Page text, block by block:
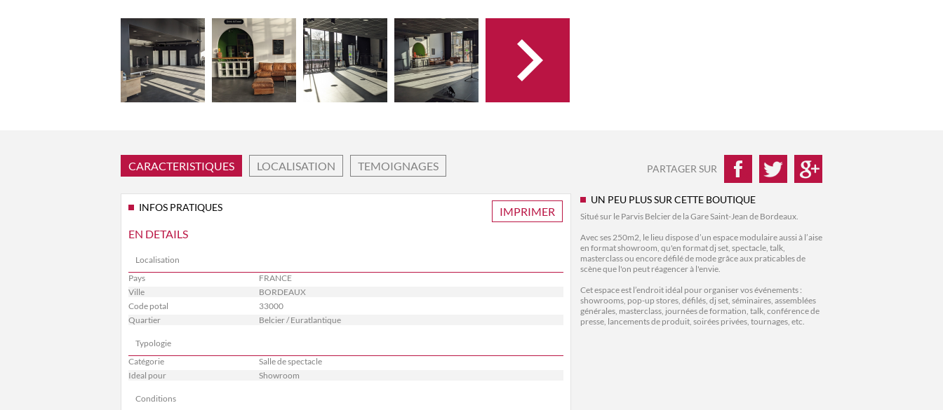
CARACTERISTIQUES LOCALISATION TEMOIGNAGES PARTAGER SUR
IMPRIMER
INFOS PRATIQUES
EN DETAILS
Localisation
Pays
FRANCE
Ville
BORDEAUX
Code potal
33000
Quartier
Belcier / Euratlantique
Typologie
Catégorie
Salle de spectacle
Ideal pour
Showroom
Conditions
UN PEU PLUS SUR CETTE BOUTIQUE
Situé sur le Parvis Belcier de la Gare Saint-Jean de Bordeaux.
Avec ses 250m2, le lieu dispose d’un espace modulaire aussi à l’aise
en format showroom, qu'en format dj set, spectacle, talk,
masterclass ou encore défilé de mode grâce aux praticables de
scène que l'on peut réagencer à l'envie.
Cet espace est l’endroit idéal pour organiser vos événements :
showrooms, pop-up stores, défilés, dj set, séminaires, assemblées
générales, masterclass, journées de formation, talk, conférence de
presse, lancements de produit, soirées privées, tournages, etc.